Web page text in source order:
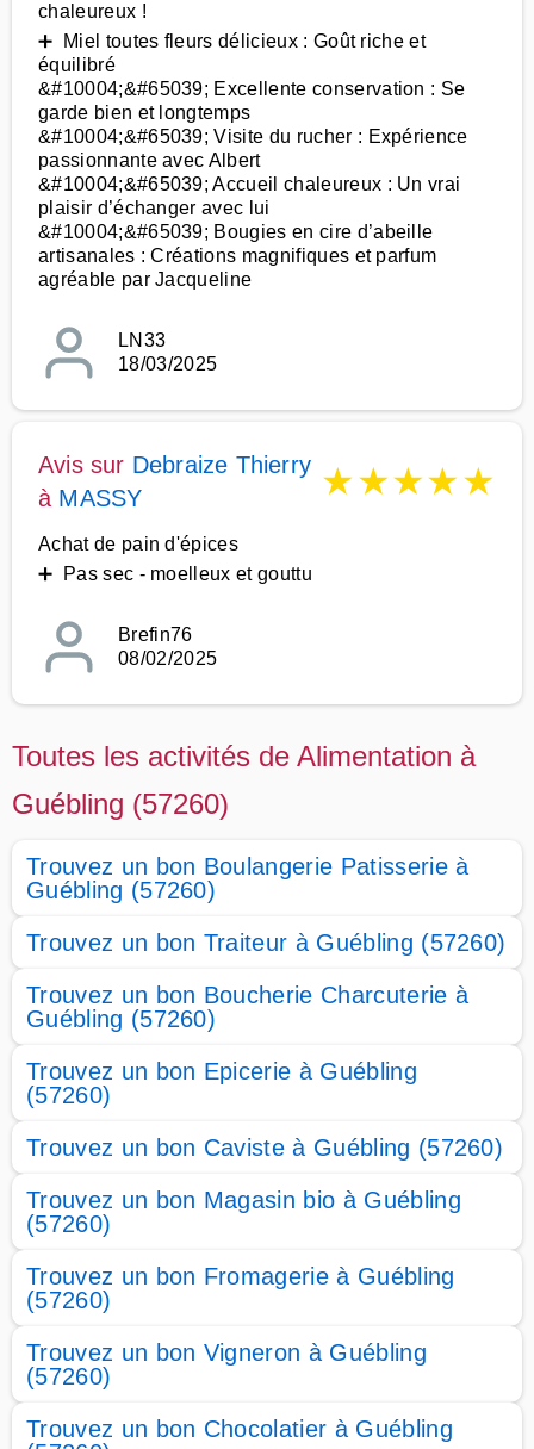
chaleureux !
➕ Miel toutes fleurs délicieux : Goût riche et
équilibré
&#10004;&#65039; Excellente conservation : Se
garde bien et longtemps
&#10004;&#65039; Visite du rucher : Expérience
passionnante avec Albert
&#10004;&#65039; Accueil chaleureux : Un vrai
plaisir d’échanger avec lui
&#10004;&#65039; Bougies en cire d’abeille
artisanales : Créations magnifiques et parfum
agréable par Jacqueline
LN33
18/03/2025
Avis sur Debraize Thierry
à MASSY ★★★★★
Achat de pain d'épices
➕ Pas sec - moelleux et gouttu
Brefin76
08/02/2025
Toutes les activités de Alimentation à
Guébling (57260)
Trouvez un bon Boulangerie Patisserie à
Guébling (57260)
Trouvez un bon Traiteur à Guébling (57260)
Trouvez un bon Boucherie Charcuterie à
Guébling (57260)
Trouvez un bon Epicerie à Guébling
(57260)
Trouvez un bon Caviste à Guébling (57260)
Trouvez un bon Magasin bio à Guébling
(57260)
Trouvez un bon Fromagerie à Guébling
(57260)
Trouvez un bon Vigneron à Guébling
(57260)
Trouvez un bon Chocolatier à Guébling